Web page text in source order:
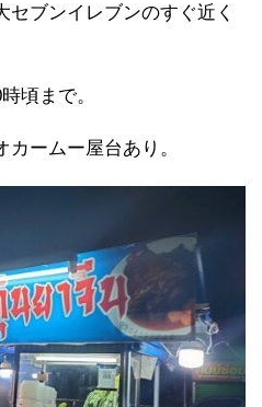
ブンイレブンのすぐ近く
頃まで。
ームー屋台あり。